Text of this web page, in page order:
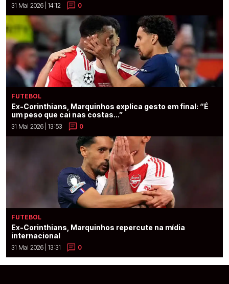
31 Mai 2026 | 14:12 0
FUTEBOL
Ex-Corinthians, Marquinhos explica gesto em final: “É
um peso que cai nas costas...”
31 Mai 2026 | 13:53 0
FUTEBOL
Ex-Corinthians, Marquinhos repercute na mídia
internacional
31 Mai 2026 | 13:31 0